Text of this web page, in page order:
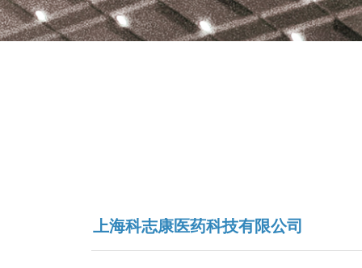
上海科志康医药科技有限公司